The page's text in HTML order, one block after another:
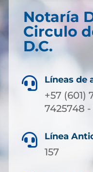
Notaría
Circulo
D.C.
 Líneas de
+57 (601)
7425748
 Línea
157